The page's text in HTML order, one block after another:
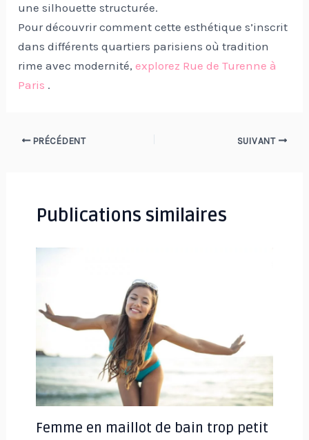
une silhouette structurée.
Pour découvrir comment cette esthétique s’inscrit
dans différents quartiers parisiens où tradition
rime avec modernité, explorez Rue de Turenne à
Paris .
Navigation
PRÉCÉDENT SUIVANT
Publications similaires
Femme en maillot de bain trop petit